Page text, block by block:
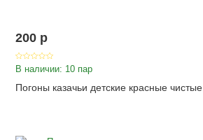
200 p
В наличии: 10 пар
Погоны казачьи детские красные чистые.